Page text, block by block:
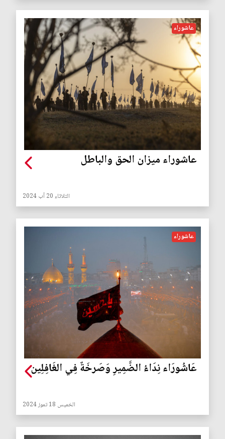
عاشوراء
عاشوراء ميزان الحق والباطل
الثلاثاء 20 آب 2024
عاشوراء
عَاشُورَاء نِدَاءُ الضَّمِيرِ وَصَرخَةٌ فِي الغَافِلِين
الخميس 18 تموز 2024